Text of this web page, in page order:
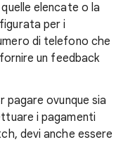
elencate o la
per i
di telefono che
un feedback
pagare ovunque sia
i pagamenti
devi anche essere